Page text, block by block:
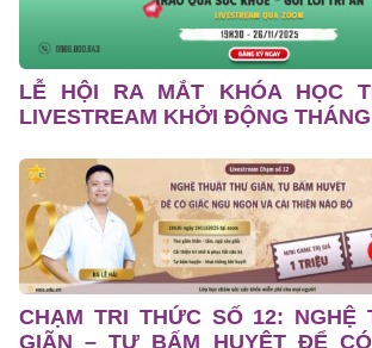
LỄ HỘI RA MẮT KHÓA HỌC
LIVESTREAM KHỞI ĐỘNG
CHẠM TRI THỨC SỐ 12: NGHỆ
GIÃN – TỰ BẤM HUYỆT ĐỂ